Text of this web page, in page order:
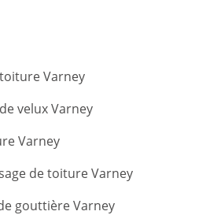
Varney
velux Varney
Varney
de toiture Varney
gouttière Varney